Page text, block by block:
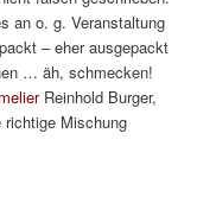
an o. g. Veranstaltung
– eher ausgepackt
… äh, schmecken!
Reinhold Burger,
richtige Mischung